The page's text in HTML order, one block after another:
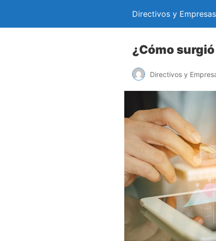
Directivos y Empresas
¿Cómo
Directivos y